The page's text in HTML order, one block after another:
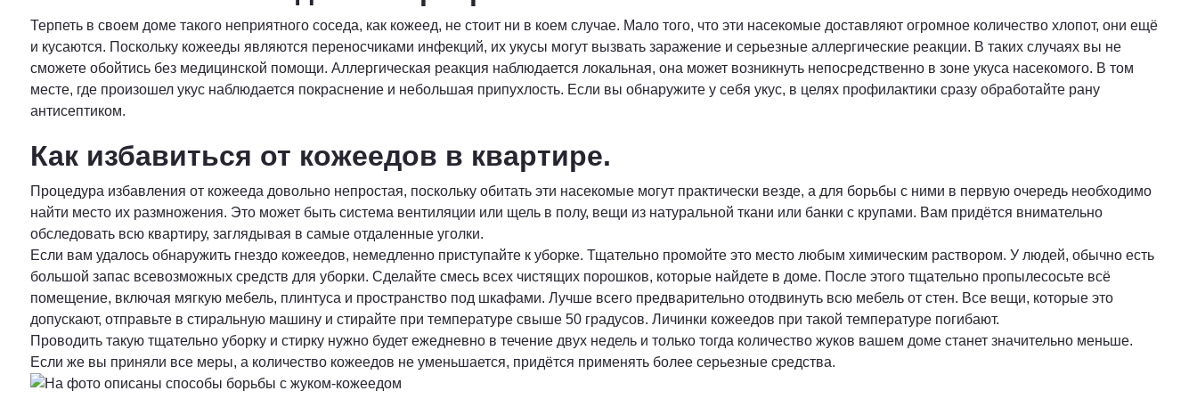
Терпеть в своем доме такого неприятного соседа, как кожеед, не стоит ни в коем случае. Мало того, что эти насекомые доставляют огромное количество хлопот, они ещё
и кусаются. Поскольку кожееды являются переносчиками инфекций, их укусы могут вызвать заражение и серьезные аллергические реакции. В таких случаях вы не
сможете обойтись без медицинской помощи. Аллергическая реакция наблюдается локальная, она может возникнуть непосредственно в зоне укуса насекомого. В том
месте, где произошел укус наблюдается покраснение и небольшая припухлость. Если вы обнаружите у себя укус, в целях профилактики сразу обработайте рану
антисептиком.
Как избавиться от кожеедов в квартире.
Процедура избавления от кожееда довольно непростая, поскольку обитать эти насекомые могут практически везде, а для борьбы с ними в первую очередь необходимо
найти место их размножения. Это может быть система вентиляции или щель в полу, вещи из натуральной ткани или банки с крупами. Вам придётся внимательно
обследовать всю квартиру, заглядывая в самые отдаленные уголки.
Если вам удалось обнаружить гнездо кожеедов, немедленно приступайте к уборке. Тщательно промойте это место любым химическим раствором. У людей, обычно есть
большой запас всевозможных средств для уборки. Сделайте смесь всех чистящих порошков, которые найдете в доме. После этого тщательно пропылесосьте всё
помещение, включая мягкую мебель, плинтуса и пространство под шкафами. Лучше всего предварительно отодвинуть всю мебель от стен. Все вещи, которые это
допускают, отправьте в стиральную машину и стирайте при температуре свыше 50 градусов. Личинки кожеедов при такой температуре погибают.
Проводить такую тщательно уборку и стирку нужно будет ежедневно в течение двух недель и только тогда количество жуков вашем доме станет значительно меньше.
Если же вы приняли все меры, а количество кожеедов не уменьшается, придётся применять более серьезные средства.